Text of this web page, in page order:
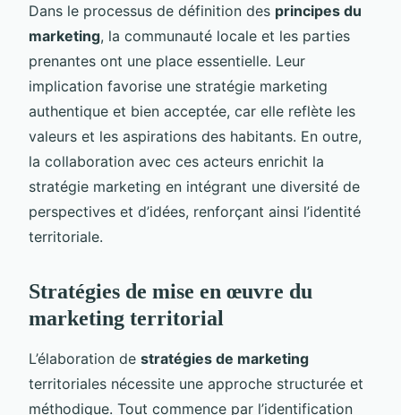
Dans le processus de définition des principes du
marketing, la communauté locale et les parties
prenantes ont une place essentielle. Leur
implication favorise une stratégie marketing
authentique et bien acceptée, car elle reflète les
valeurs et les aspirations des habitants. En outre,
la collaboration avec ces acteurs enrichit la
stratégie marketing en intégrant une diversité de
perspectives et d’idées, renforçant ainsi l’identité
territoriale.
Stratégies de mise en œuvre du
marketing territorial
L’élaboration de stratégies de marketing
territoriales nécessite une approche structurée et
méthodique. Tout commence par l’identification